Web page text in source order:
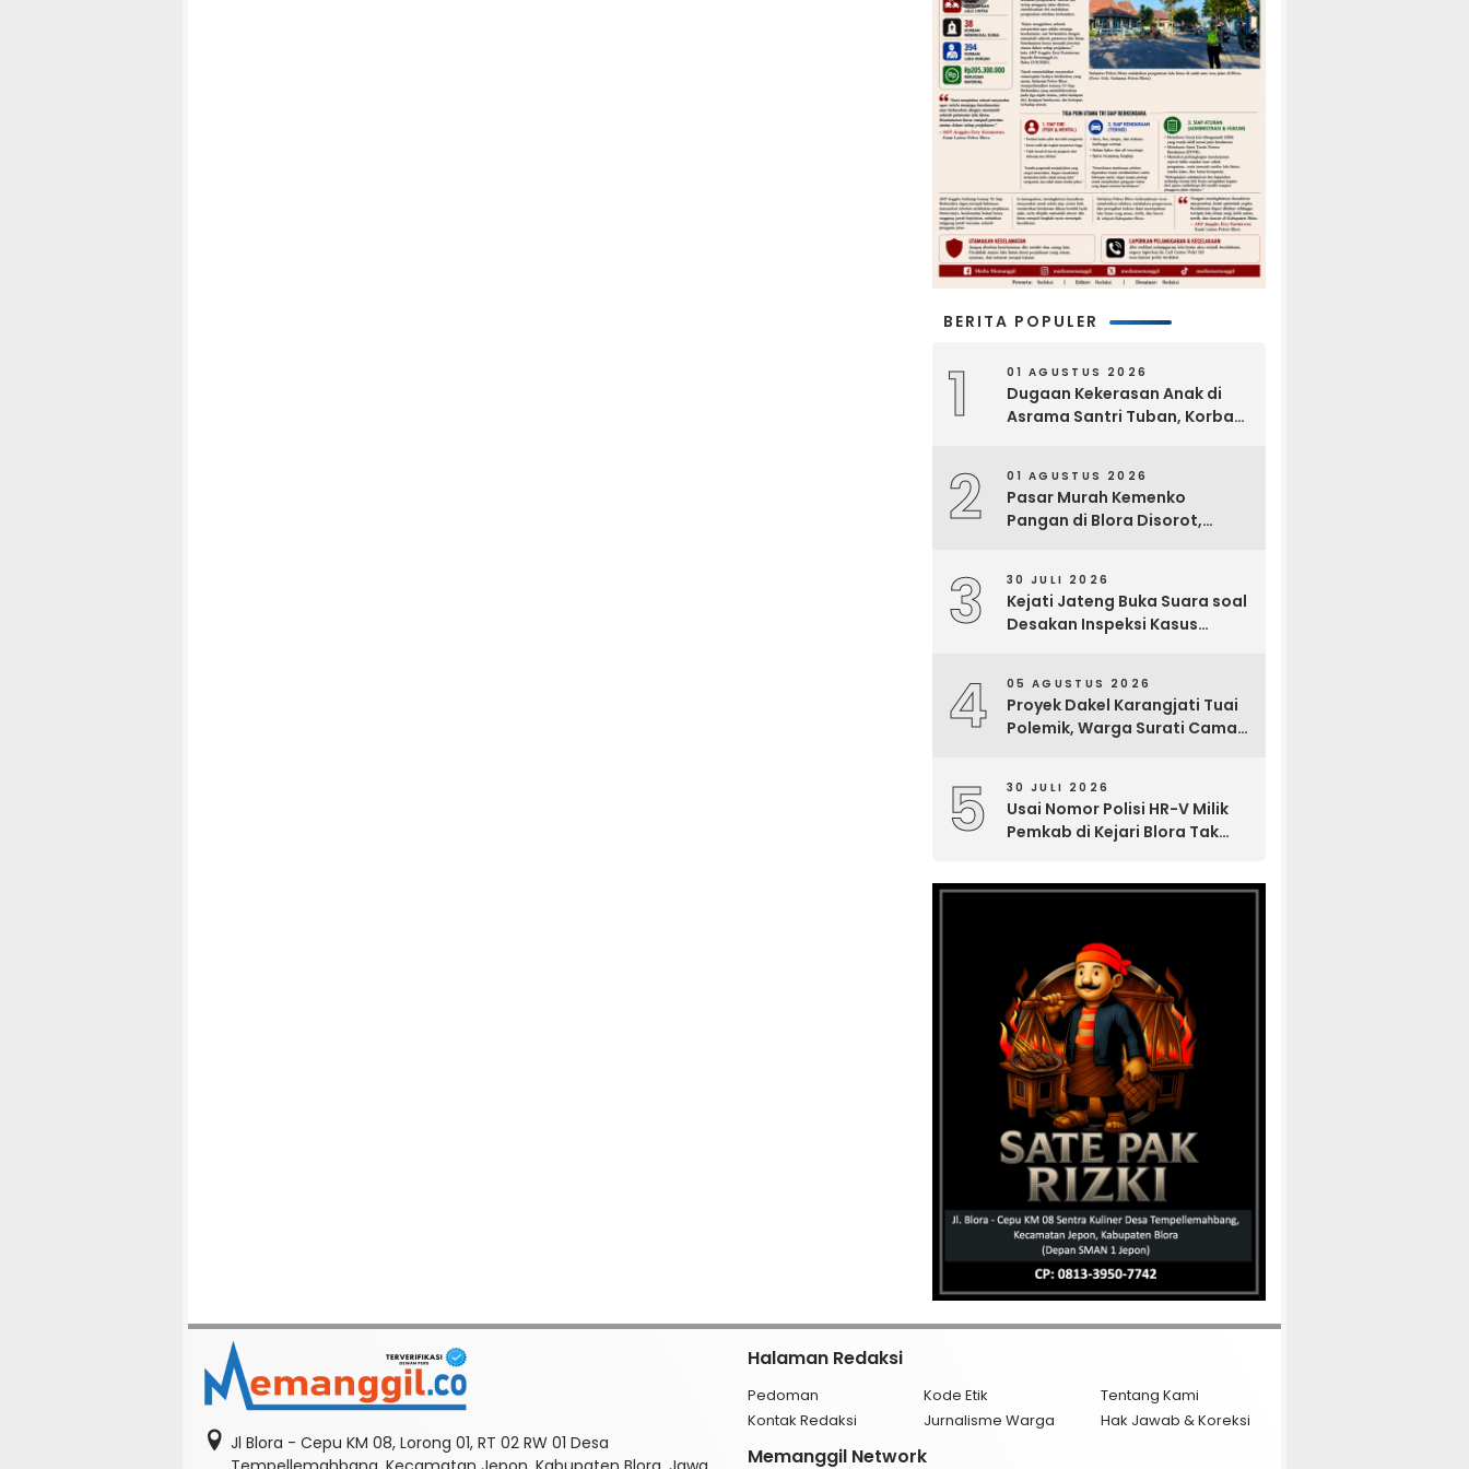
BERITA POPULER
1 01 AGUSTUS 2026
Dugaan Kekerasan Anak di
Asrama Santri Tuban, Korban
2 01 AGUSTUS 2026
Pasar Murah Kemenko
Pangan di Blora Disorot,
3 30 JULI 2026
Kejati Jateng Buka Suara soal
Desakan Inspeksi Kasus
4 05 AGUSTUS 2026
Proyek Dakel Karangjati Tuai
Polemik, Warga Surati Camat
5 30 JULI 2026
Usai Nomor Polisi HR-V Milik
Pemkab di Kejari Blora Tak
Negara Harus Terbuka ke
Jl Blora - Cepu KM 08, Lorong 01, RT 02 RW 01 Desa
Halaman Redaksi
Pedoman Kode Etik
Tentang Kami
Kontak Redaksi
Jurnalisme Warga Hak Jawab & Koreksi
Memanggil Network